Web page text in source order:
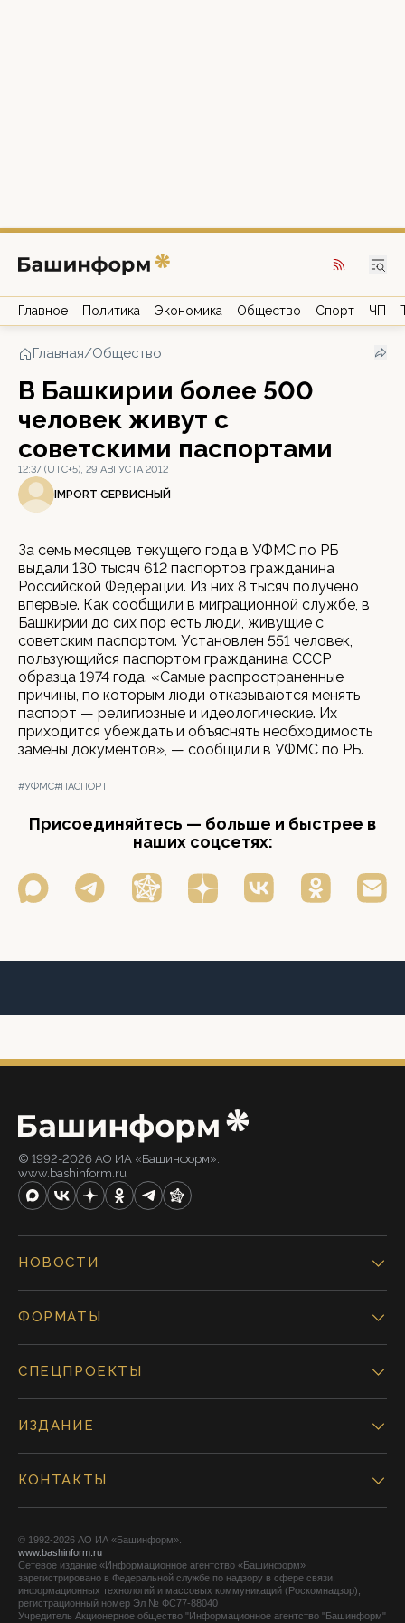
Главное Политика Экономика Общество Спорт ЧП
Главная/Общество
В Башкирии более 500
человек живут с
советскими паспортами
12:37 (UTC+5), 29 АВГУСТА 2012
IMPORT СЕРВИСНЫЙ
За семь месяцев текущего года в УФМС по РБ
выдали 130 тысяч 612 паспортов гражданина
Российской Федерации. Из них 8 тысяч получено
впервые. Как сообщили в миграционной службе, в
Башкирии до сих пор есть люди, живущие с
советским паспортом. Установлен 551 человек,
пользующийся паспортом гражданина СССР
образца 1974 года. «Самые распространенные
причины, по которым люди отказываются менять
паспорт — религиозные и идеологические. Их
приходится убеждать и объяснять необходимость
замены документов», — сообщили в УФМС по РБ.
#УФМС#ПАСПОРТ
Присоединяйтесь — больше и быстрее в
наших соцсетях:
© 1992-2026 АО ИА «Башинформ».
www.bashinform.ru
НОВОСТИ
ФОРМАТЫ
СПЕЦПРОЕКТЫ
ИЗДАНИЕ
КОНТАКТЫ
© 1992-2026 АО ИА «Башинформ».
www.bashinform.ru
Сетевое издание «Информационное агентство «Башинформ»
зарегистрировано в Федеральной службе по надзору в сфере связи,
информационных технологий и массовых коммуникаций (Роскомнадзор),
регистрационный номер Эл № ФС77-88040
Учредитель Акционерное общество "Информационное агентство "Башинформ"